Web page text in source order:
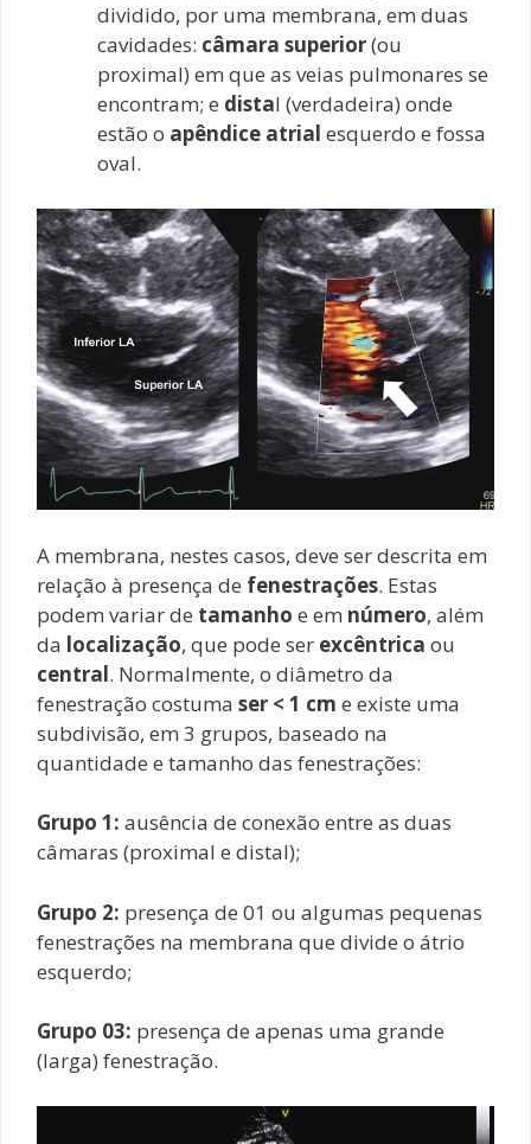
dividido, por uma membrana, em duas
cavidades: câmara superior(ou
proximal) em que as veias pulmonares se
encontram; e distal (verdadeira) onde
estão o apêndice atrial esquerdo e fossa
oval.
A membrana, nestes casos, deve ser descrita em
relação à presença de fenestrações. Estas
podem variar de tamanho e em número, além
da localização, que pode ser excêntrica ou
central. Normalmente, o diâmetro da
fenestração costuma ser < 1 cm e existe uma
subdivisão, em 3 grupos, baseado na
quantidade e tamanho das fenestrações:
Grupo 1: ausência de conexão entre as duas
câmaras (proximal e distal);
Grupo 2: presença de 01 ou algumas pequenas
fenestrações na membrana que divide o átrio
esquerdo;
Grupo 03: presença de apenas uma grande
(larga) fenestração.